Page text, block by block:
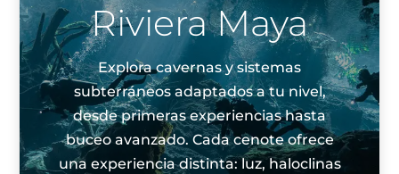
Riviera Maya
Explora cavernas y sistemas
subterráneos adaptados a tu nivel,
desde primeras experiencias hasta
buceo avanzado. Cada cenote ofrece
una experiencia distinta: luz, haloclinas